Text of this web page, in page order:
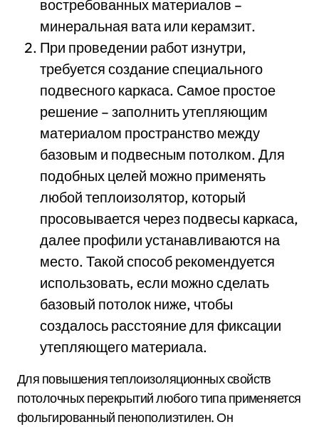
востребованных материалов –
минеральная вата или керамзит.
При проведении работ изнутри,
требуется создание специального
подвесного каркаса. Самое простое
решение – заполнить утепляющим
материалом пространство между
базовым и подвесным потолком. Для
подобных целей можно применять
любой теплоизолятор, который
просовывается через подвесы каркаса,
далее профили устанавливаются на
место. Такой способ рекомендуется
использовать, если можно сделать
базовый потолок ниже, чтобы
создалось расстояние для фиксации
утепляющего материала.
Для повышения теплоизоляционных свойств
потолочных перекрытий любого типа применяется
фольгированный пенополиэтилен. Он